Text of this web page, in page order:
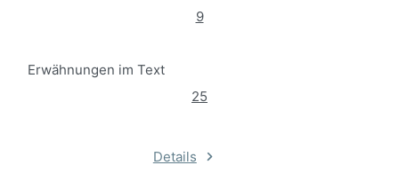
9
Erwähnungen im Text
25
Details